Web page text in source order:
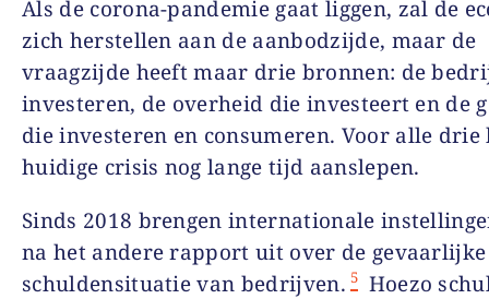
Als de corona-pandemie gaat liggen, zal de
zich herstellen aan de aanbodzijde, maar de
vraagzijde heeft maar drie bronnen: de
investeren, de overheid die investeert en de
die investeren en consumeren. Voor alle drie
huidige crisis nog lange tijd aanslepen.
Sinds 2018 brengen internationale
na het andere rapport uit over de gevaarlijke
schuldensituatie van bedrijven. 5 Hoezo